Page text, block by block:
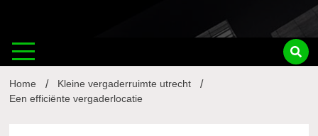
Home
Kleine vergaderruimte utrecht
Een efficiënte vergaderlocatie